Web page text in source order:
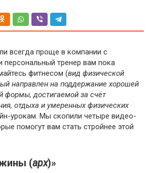
всегда проще в компании с
персональный тренер вам пока
фитнесом (вид физической
направлен на поддержание хорошей
формы, достигаемой за счёт
отдыха и умеренных физических
урокам. Мы скопили четыре видео-
помогут вам стать стройнее этой
(арх)»